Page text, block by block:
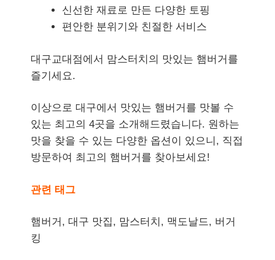
신선한 재료로 만든 다양한 토핑
편안한 분위기와 친절한 서비스
대구교대점에서 맘스터치의 맛있는 햄버거를
즐기세요.
이상으로 대구에서 맛있는 햄버거를 맛볼 수
있는 최고의 4곳을 소개해드렸습니다. 원하는
맛을 찾을 수 있는 다양한 옵션이 있으니, 직접
방문하여 최고의 햄버거를 찾아보세요!
관련 태그
햄버거, 대구 맛집, 맘스터치, 맥도날드, 버거
킹